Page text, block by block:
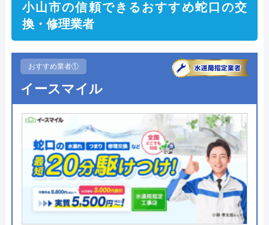
小山市の信頼できるおすすめ蛇口の交
換・修理業者
おすすめ業者①
イースマイル